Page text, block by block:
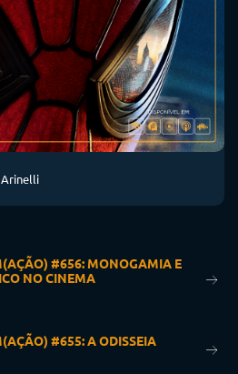
#656: MONOGAMIA E
NO CINEMA
#655: A ODISSEIA